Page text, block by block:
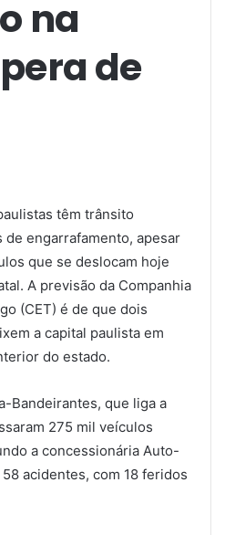
na
de
têm trânsito
engarrafamento, apesar
que se deslocam hoje
A previsão da Companhia
(CET) é de que dois
a capital paulista em
do estado.
Bandeirantes, que liga a
275 mil veículos
a concessionária Auto-
acidentes, com 18 feridos